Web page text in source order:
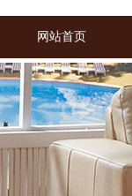
网站首页